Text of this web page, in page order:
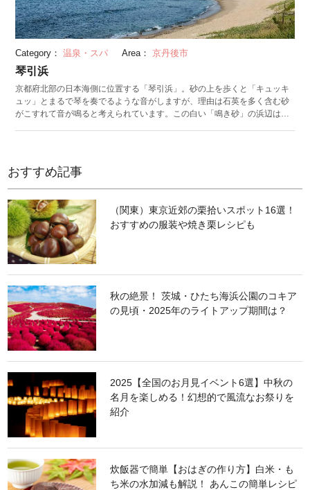
Category： 温泉・スパ Area： 京丹後市
琴引浜
京都府北部の日本海側に位置する「琴引浜」。砂の上を歩くと「キュッキ
ュッ」とまるで琴を奏でるような音がしますが、理由は石英を多く含む砂
がこすれて音が鳴ると考えられています。この白い「鳴き砂」の浜辺は約
は、鳴き砂の仕組みについて学ぶこともできます。
おすすめ記事
（関東）東京近郊の栗拾いスポット16選！
おすすめの服装や焼き栗レシピも
秋の絶景！ 茨城・ひたち海浜公園のコキア
の見頃・2025年のライトアップ期間は？
2025【全国のお月見イベント6選】中秋の
名月を楽しめる！幻想的で風流なお祭りを
紹介
炊飯器で簡単【おはぎの作り方】白米・も
ち米の水加減も解説！ あんこの簡単レシピ